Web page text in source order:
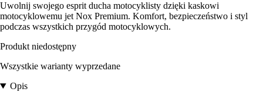
Uwolnij swojego esprit ducha motocyklisty dzięki kaskowi
motocyklowemu jet Nox Premium. Komfort, bezpieczeństwo i styl
podczas wszystkich przygód motocyklowych.
Produkt niedostępny
Wszystkie warianty wyprzedane
Opis